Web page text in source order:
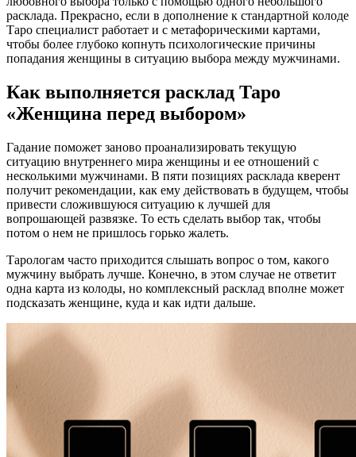
расклада. Прекрасно, если в дополнение к стандартной колоде
Таро специалист работает и с метафорическими картами,
чтобы более глубоко копнуть психологические причины
попадания женщины в ситуацию выбора между мужчинами.
Как выполняется расклад Таро
«Женщина перед выбором»
Гадание поможет заново проанализировать текущую
ситуацию внутреннего мира женщины и ее отношений с
несколькими мужчинами. В пяти позициях расклада кверент
получит рекомендации, как ему действовать в будущем, чтобы
привести сложившуюся ситуацию к лучшей для
вопрошающей развязке. То есть сделать выбор так, чтобы
потом о нем не пришлось горько жалеть.
Тарологам часто приходится слышать вопрос о том, какого
мужчину выбрать лучше. Конечно, в этом случае не ответит
одна карта из колоды, но комплексный расклад вполне может
подсказать женщине, куда и как идти дальше.